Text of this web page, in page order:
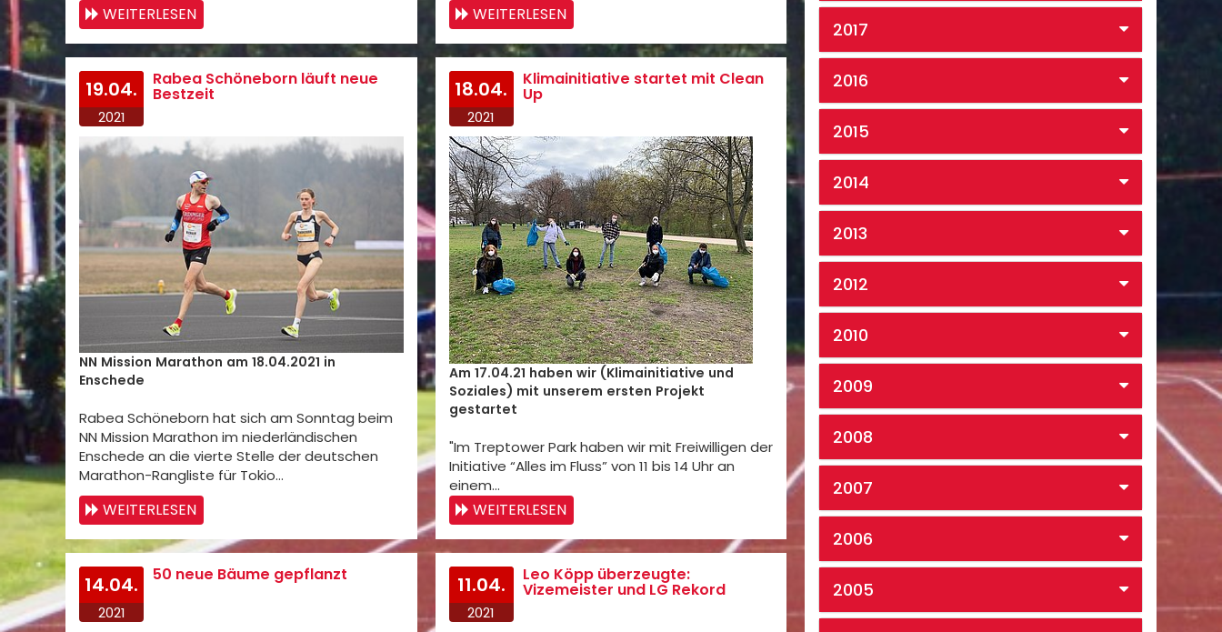
WEITERLESEN WEITERLESEN
19.04.
2021
Rabea Schöneborn läuft neue
Bestzeit
NN Mission Marathon am 18.04.2021 in
Enschede
Rabea Schöneborn hat sich am Sonntag beim
NN Mission Marathon im niederländischen
Enschede an die vierte Stelle der deutschen
Marathon-Rangliste für Tokio…
WEITERLESEN
18.04.
2021
Klimainitiative startet mit Clean
Up
Am 17.04.21 haben wir (Klimainitiative und
Soziales) mit unserem ersten Projekt
gestartet
"Im Treptower Park haben wir mit Freiwilligen der
Initiative “Alles im Fluss” von 11 bis 14 Uhr an
einem…
WEITERLESEN
14.04.
2021
50 neue Bäume gepflanzt 11.04.
2021
Leo Köpp überzeugte:
Vizemeister und LG Rekord
2017
2016
2015
2014
2013
2012
2010
2009
2008
2007
2006
2005